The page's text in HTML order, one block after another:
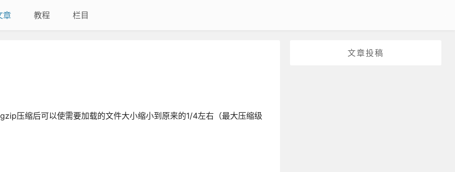
章 教程 栏目
文章投稿
压缩后可以使需要加载的文件大小缩小到原来的1/4左右（最大压缩级